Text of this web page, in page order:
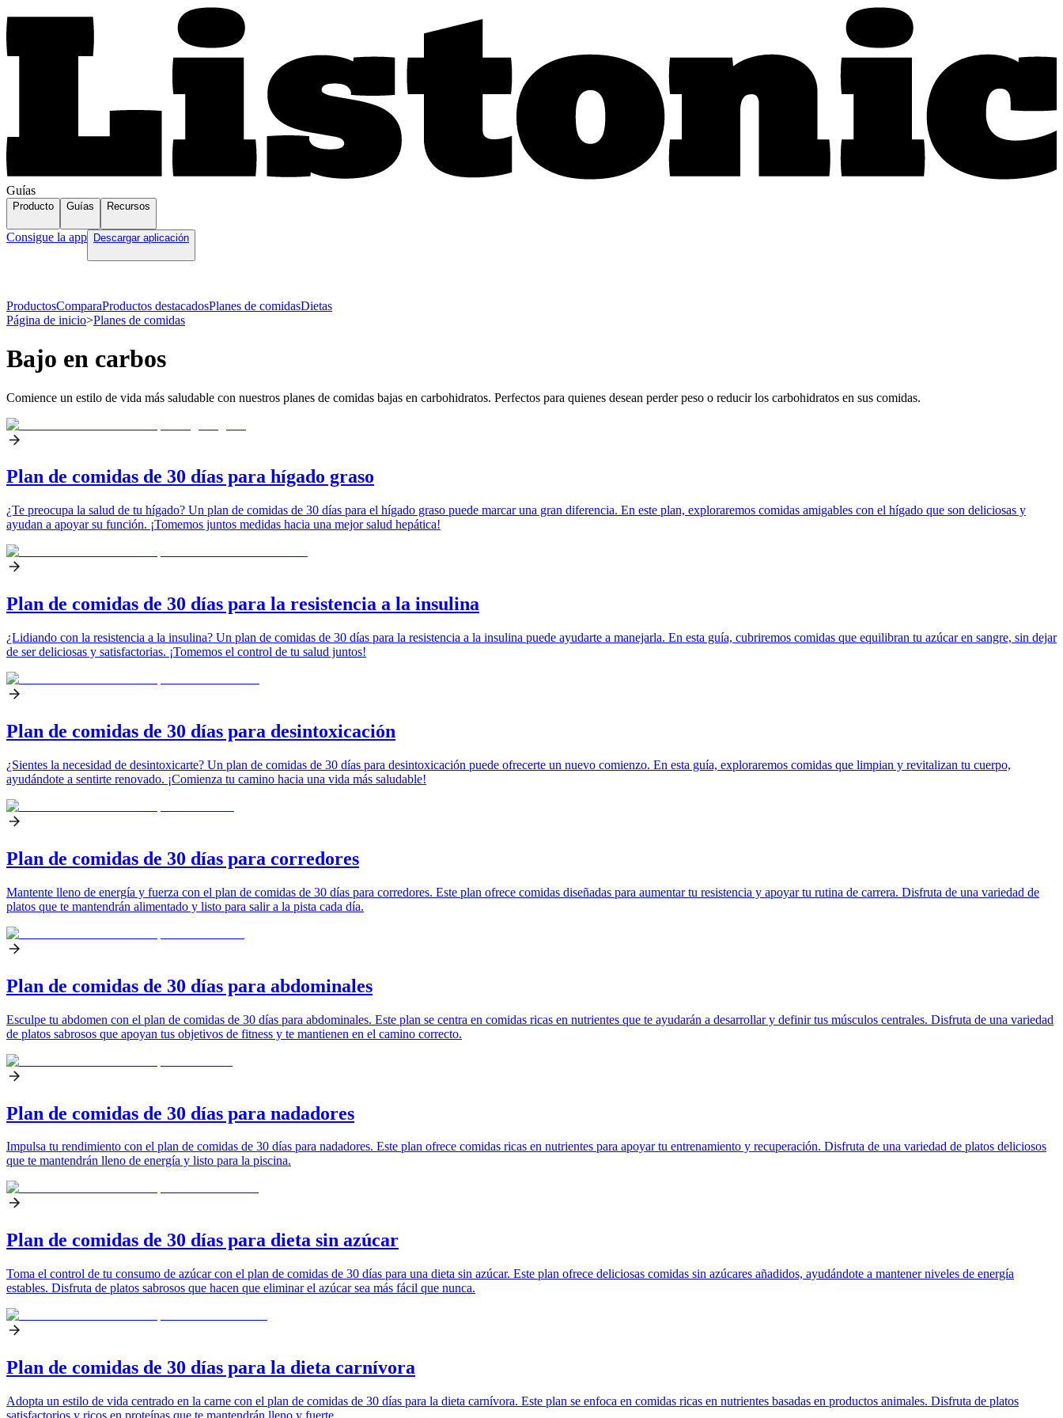
Guías
Producto Guías Recursos
Consigue la app Descargar aplicación
ProductosComparaProductos destacadosPlanes de comidasDietas
Página de inicio>Planes de comidas
Bajo en carbos
Comience un estilo de vida más saludable con nuestros planes de comidas bajas en carbohidratos. Perfectos para quienes desean perder peso o reducir los carbohidratos en sus comidas.
Plan de comidas de 30 días para hígado graso
¿Te preocupa la salud de tu hígado? Un plan de comidas de 30 días para el hígado graso puede marcar una gran diferencia. En este plan, exploraremos comidas amigables con el hígado que son deliciosas y
ayudan a apoyar su función. ¡Tomemos juntos medidas hacia una mejor salud hepática!
Plan de comidas de 30 días para la resistencia a la insulina
¿Lidiando con la resistencia a la insulina? Un plan de comidas de 30 días para la resistencia a la insulina puede ayudarte a manejarla. En esta guía, cubriremos comidas que equilibran tu azúcar en sangre, sin dejar
de ser deliciosas y satisfactorias. ¡Tomemos el control de tu salud juntos!
Plan de comidas de 30 días para desintoxicación
¿Sientes la necesidad de desintoxicarte? Un plan de comidas de 30 días para desintoxicación puede ofrecerte un nuevo comienzo. En esta guía, exploraremos comidas que limpian y revitalizan tu cuerpo,
ayudándote a sentirte renovado. ¡Comienza tu camino hacia una vida más saludable!
Plan de comidas de 30 días para corredores
Mantente lleno de energía y fuerza con el plan de comidas de 30 días para corredores. Este plan ofrece comidas diseñadas para aumentar tu resistencia y apoyar tu rutina de carrera. Disfruta de una variedad de
platos que te mantendrán alimentado y listo para salir a la pista cada día.
Plan de comidas de 30 días para abdominales
Esculpe tu abdomen con el plan de comidas de 30 días para abdominales. Este plan se centra en comidas ricas en nutrientes que te ayudarán a desarrollar y definir tus músculos centrales. Disfruta de una variedad
de platos sabrosos que apoyan tus objetivos de fitness y te mantienen en el camino correcto.
Plan de comidas de 30 días para nadadores
Impulsa tu rendimiento con el plan de comidas de 30 días para nadadores. Este plan ofrece comidas ricas en nutrientes para apoyar tu entrenamiento y recuperación. Disfruta de una variedad de platos deliciosos
que te mantendrán lleno de energía y listo para la piscina.
Plan de comidas de 30 días para dieta sin azúcar
Toma el control de tu consumo de azúcar con el plan de comidas de 30 días para una dieta sin azúcar. Este plan ofrece deliciosas comidas sin azúcares añadidos, ayudándote a mantener niveles de energía
estables. Disfruta de platos sabrosos que hacen que eliminar el azúcar sea más fácil que nunca.
Plan de comidas de 30 días para la dieta carnívora
Adopta un estilo de vida centrado en la carne con el plan de comidas de 30 días para la dieta carnívora. Este plan se enfoca en comidas ricas en nutrientes basadas en productos animales. Disfruta de platos
satisfactorios y ricos en proteínas que te mantendrán lleno y fuerte.